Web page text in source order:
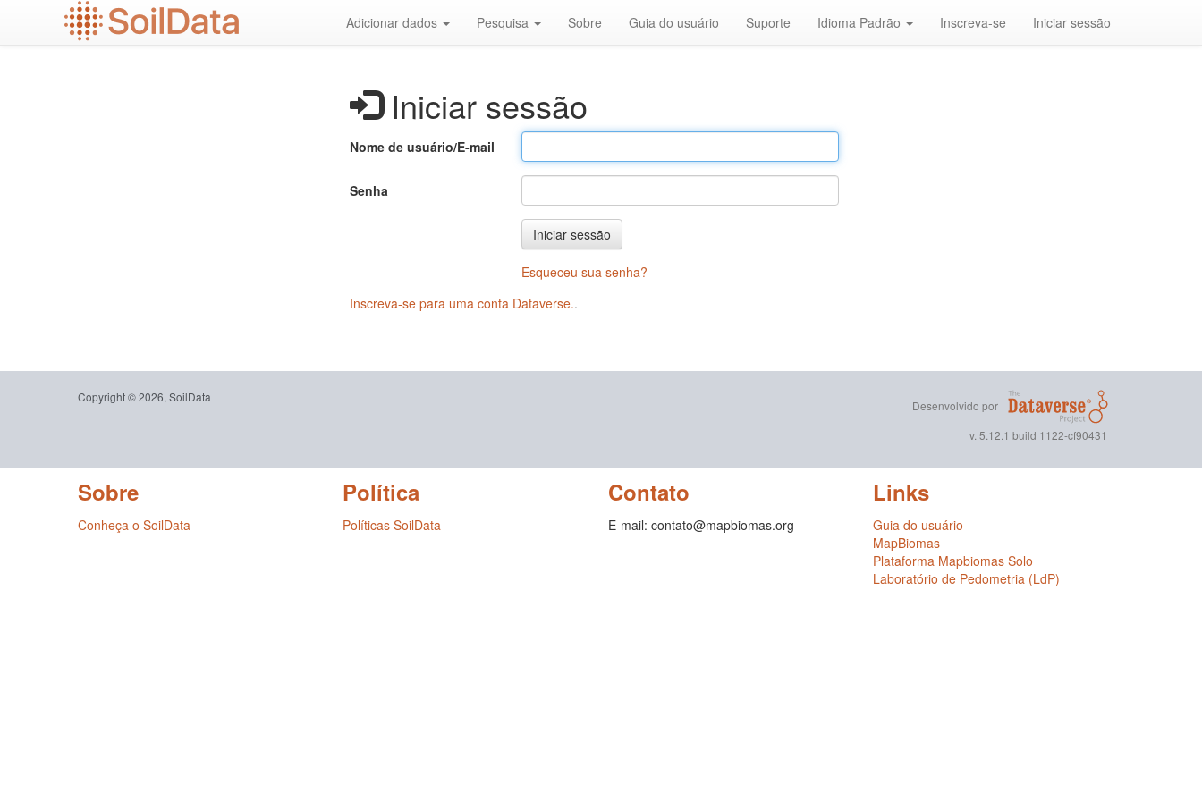
Adicionar dados Pesquisa Sobre Guia do usuário Suporte Idioma Padrão Inscreva-se Iniciar sessão
Iniciar sessão
Nome de usuário/E-mail
Senha
Iniciar sessão
Esqueceu sua senha?
Inscreva-se para uma conta Dataverse..
Copyright © 2026, SoilData
Desenvolvido por
v. 5.12.1 build 1122-cf90431
Sobre
Conheça o SoilData
Política
Políticas SoilData
Contato
E-mail: contato@mapbiomas.org
Links
Guia do usuário
MapBiomas
Plataforma Mapbiomas Solo
Laboratório de Pedometria (LdP)